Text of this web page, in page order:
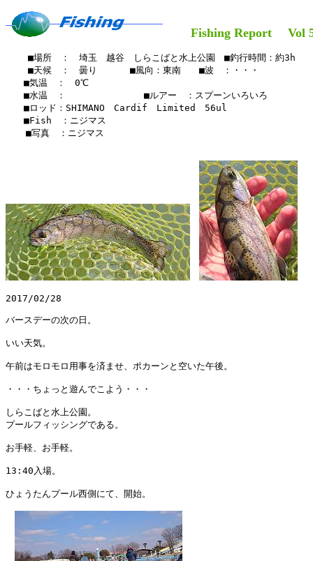
Fishing Report Vol
    ■場所　：　埼玉　越谷　しらこばと水上公園　■釣行時間：約3h
    ■天候　：　曇り　　 　■風向：東南　　■波　：・・・
■気温　：　0℃
■水温　：　　　　　 　　　■ルアー　：スプーンいろいろ
■ロッド：SHIMANO　Cardif　Limited　56ul
■Fish　：ニジマス
  　■写真　：ニジマス
2017/02/28
バースデーの次の日。
いい天気。
午前はモロモロ用事を済ませ、ポカーンと空いた午後。
・・・ちょっと遊んでこよう・・・
しらこばと水上公園。
プールフィッシングである。
お手軽、お手軽。
13:40入場。
ひょうたんプール西側にて、開始。